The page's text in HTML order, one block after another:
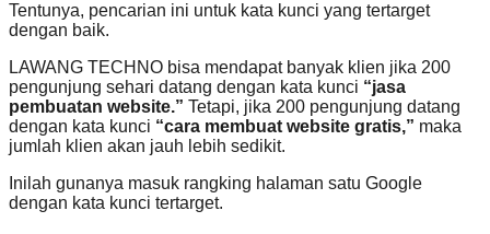
Tentunya, pencarian ini untuk kata kunci yang tertarget
dengan baik.
LAWANG TECHNO bisa mendapat banyak klien jika 200
pengunjung sehari datang dengan kata kunci “jasa
pembuatan website.” Tetapi, jika 200 pengunjung datang
dengan kata kunci “cara membuat website gratis,” maka
jumlah klien akan jauh lebih sedikit.
Inilah gunanya masuk rangking halaman satu Google
dengan kata kunci tertarget.